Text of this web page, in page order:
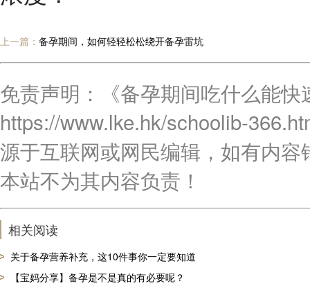
上一篇： 备孕期间，如何轻轻松松绕开备孕雷坑
免责声明：《备孕期间吃什么能
https://www.lke.hk/schoolib-
源于互联网或网民编辑，如有内
本站不为其内容负责！
相关阅读
关于备孕营养补充，这10件事你一定要知道
【宝妈分享】备孕是不是真的有必要呢？